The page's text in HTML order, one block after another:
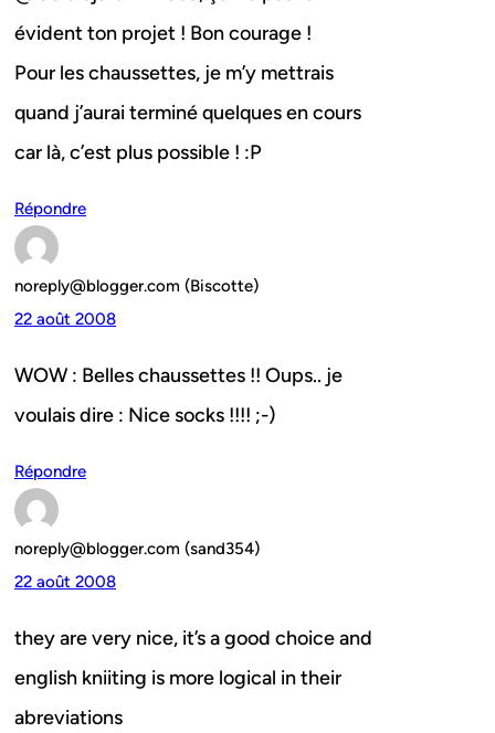
évident ton projet ! Bon courage !
Pour les chaussettes, je m’y mettrais
quand j’aurai terminé quelques en cours
car là, c’est plus possible ! :P
Répondre
noreply@blogger.com (Biscotte)
22 août 2008
WOW : Belles chaussettes !! Oups.. je
voulais dire : Nice socks !!!! ;-)
Répondre
noreply@blogger.com (sand354)
22 août 2008
they are very nice, it’s a good choice and
english kniiting is more logical in their
abreviations